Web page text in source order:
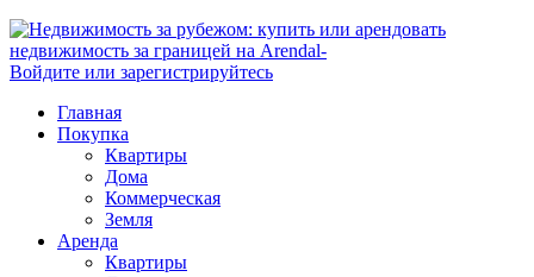
Войдите или зарегистрируйтесь
Главная
Покупка
Квартиры
Дома
Коммерческая
Земля
Аренда
Квартиры